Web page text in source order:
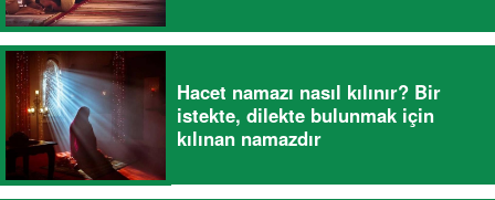
Hacet namazı nasıl kılınır? Bir
istekte, dilekte bulunmak için
kılınan namazdır